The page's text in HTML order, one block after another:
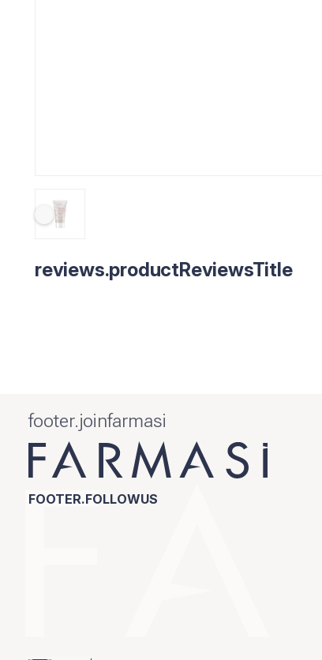
reviews.productReviewsTitle
footer.joinfarmasi
FOOTER.FOLLOWUS